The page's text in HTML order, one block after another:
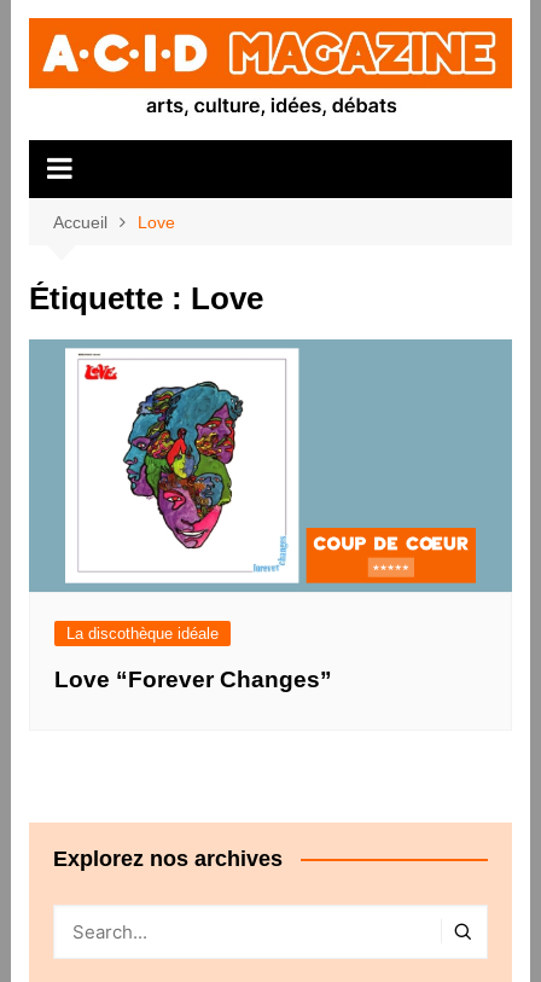
Aller
contenu
Accueil Love
Étiquette : Love
La discothèque idéale
Love “Forever Changes”
Explorez nos archives